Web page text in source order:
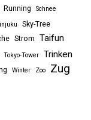
Running Schnee
Sky-Tree
Strom Taifun
Tokyo-Tower Trinken
Winter Zoo Zug